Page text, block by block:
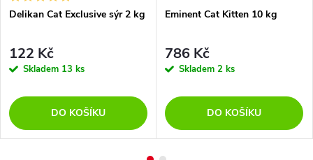
Delikan Cat Exclusive sýr 2 kg
122 Kč
Skladem 13 ks
DO KOŠÍKU
Eminent Cat Kitten 10 kg
786 Kč
Skladem 2 ks
DO KOŠÍKU